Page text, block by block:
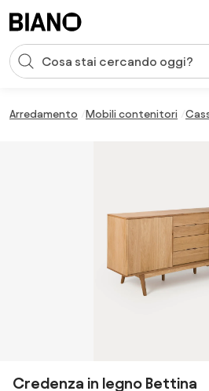
Input della ricerca
Arredamento Mobili contenitori
Credenza in legno Bettina